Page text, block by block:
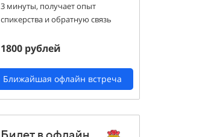
3 минуты, получает опыт
спикерства и обратную связь
1800 рублей
Ближайшая офлайн встреча